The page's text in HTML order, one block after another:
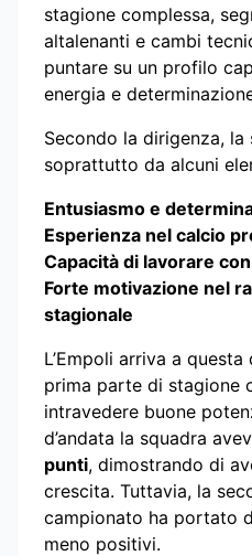
stagione complessa,
altalenanti e cambi
puntare su un profilo
energia e
Secondo la dirigenza,
soprattutto da alcuni
Entusiasmo e
Esperienza nel calcio
Capacità di lavorare
Forte motivazione nel
stagionale
L’Empoli arriva a
prima parte di stagione
intravedere buone
d’andata la squadra
punti, dimostrando di
crescita. Tuttavia, la
campionato ha portato
meno positivi.